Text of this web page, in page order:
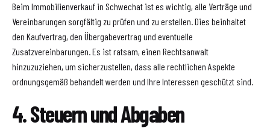
Beim Immobilienverkauf in Schwechat ist es wichtig, alle Verträge und
Vereinbarungen sorgfältig zu prüfen und zu erstellen. Dies beinhaltet
den Kaufvertrag, den Übergabevertrag und eventuelle
Zusatzvereinbarungen. Es ist ratsam, einen Rechtsanwalt
hinzuzuziehen, um sicherzustellen, dass alle rechtlichen Aspekte
ordnungsgemäß behandelt werden und Ihre Interessen geschützt sind.
4. Steuern und Abgaben